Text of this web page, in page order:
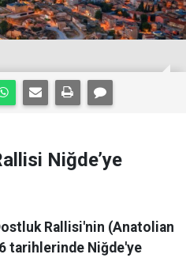
Niğde’ye
Rallisi'nin (Anatolian
tarihlerinde Niğde'ye